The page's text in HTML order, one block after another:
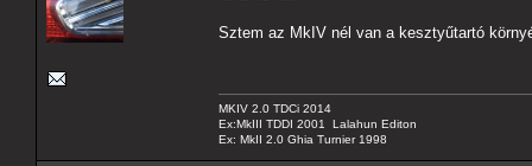
Sztem az MkIV nél van a kesztyűtartó
MKIV 2.0 TDCi 2014
Ex:MkIII TDDI 2001 Lalahun Editon
Ex: MkII 2.0 Ghia Turnier 1998